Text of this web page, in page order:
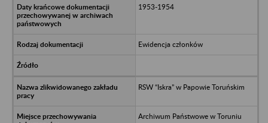
1953-1954
Ewidencja członków
RSW “Iskra” w Papowie Toruńskim
Archiwum Państwowe w Toruniu